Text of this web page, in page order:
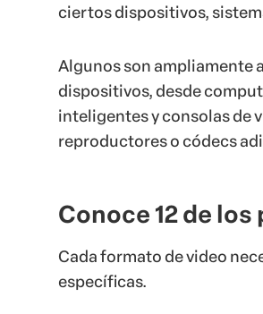
ciertos dispositivos,
Algunos son ampliamente
dispositivos, desde
inteligentes y consolas de
reproductores o códecs
Conoce 12 de
Cada formato de video
específicas.